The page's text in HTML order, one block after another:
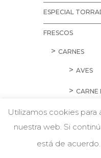
ESPECIAL
FRESCOS
CARNES
AVES
CARNE
CERDO
Utilizamos cookies para
nuestra web. Si
está de acuerdo.